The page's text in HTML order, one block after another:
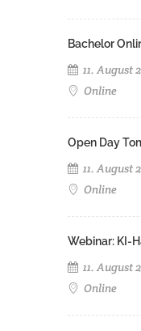
Bachelor
11. August
Online
Open Day
11. August
Online
Webinar: KI-
11. August
Online